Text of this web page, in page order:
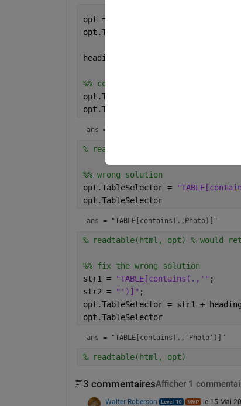
opt = htmlImportOptions;
opt.TableSelector =
"//
headings = [
%% correct selector string, but
opt.TableSelector =
opt.TableSelector
ans =
% readtable(html, opt)
%% wrong solution
opt.TableSelector =
opt.TableSelector
ans = "TABLE[contains(.,Photo)]"
% readtable(html, opt) % would
%% fix the wrong solution
str1 =
"TABLE[contains(.,'" ;
str2 =
"')]" ;
opt.TableSelector = str1 +
opt.TableSelector
ans = "TABLE[contains(.,'Photo')]"
% readtable(html, opt)
3 commentairesAfficher 1
Walter Roberson le 15 Mai